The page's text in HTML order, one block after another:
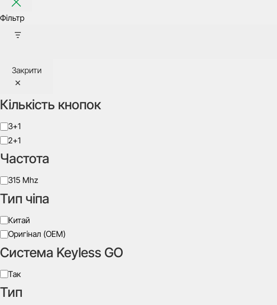
Фільтр
Закрити
Кількість кнопок
Кількість
кнопок
3+1
2+1
Частота
Частота
315 Mhz
Тип чіпа
Виробник
Китай
Оригінал (OEM)
Система Keyless GO
Система
Keyless
GO
Так
Тип